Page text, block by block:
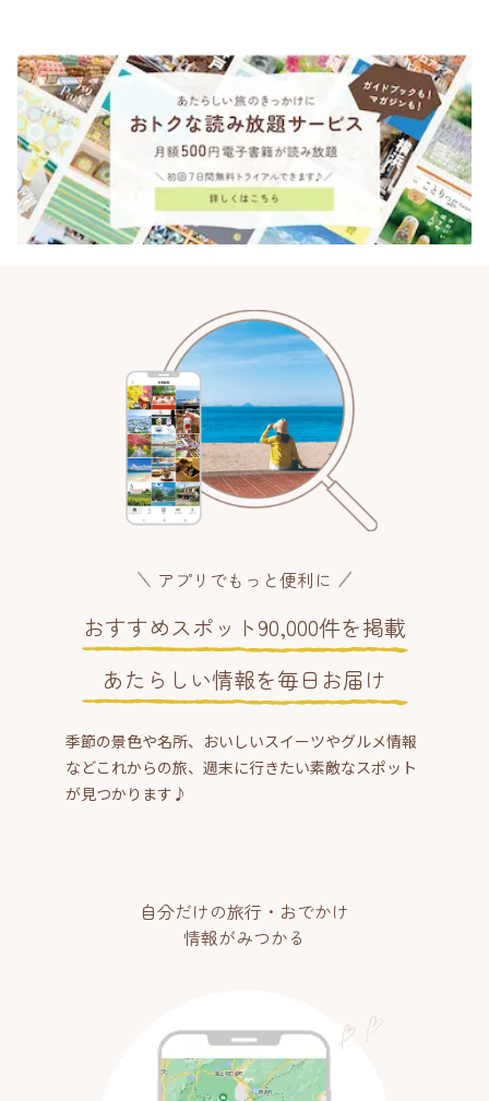
アプリでもっと便利に
おすすめスポット90,000件を掲載
あたらしい情報を毎日お届け
季節の景色や名所、おいしいスイーツやグルメ情報
などこれからの旅、週末に行きたい素敵なスポット
が見つかります♪
自分だけの旅行・おでかけ
情報がみつかる